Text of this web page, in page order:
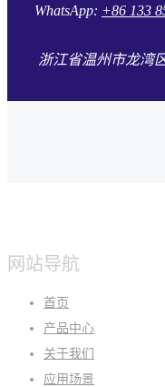
WhatsApp: +86 133
浙江省温州市龙湾
网站导航
首页
产品中心
关于我们
应用场景